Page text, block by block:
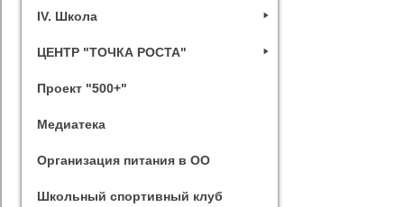
IV. Школа
ЦЕНТР "ТОЧКА РОСТА"
Проект "500+"
Медиатека
Организация питания в ОО
Школьный спортивный клуб